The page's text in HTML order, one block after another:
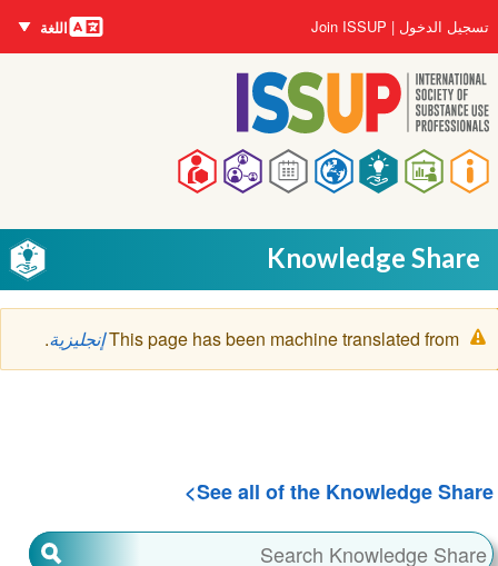
إلى
المحتوى
الرئيسي
Main
navigation
User
account
menu
تسجيل الدخول Join ISSUP اللغات
اللغة
Knowledge Share
رسالة
التحذير
This page has been machine translated fromإنجليزية.
See all of the Knowledge Share